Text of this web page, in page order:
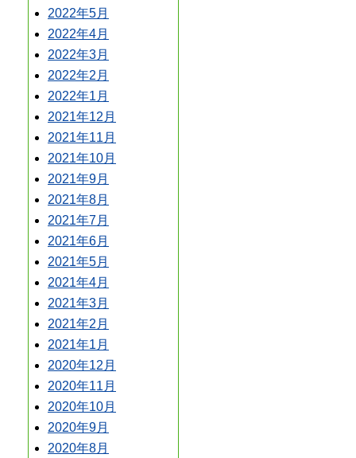
2022年5月
2022年4月
2022年3月
2022年2月
2022年1月
2021年12月
2021年11月
2021年10月
2021年9月
2021年8月
2021年7月
2021年6月
2021年5月
2021年4月
2021年3月
2021年2月
2021年1月
2020年12月
2020年11月
2020年10月
2020年9月
2020年8月